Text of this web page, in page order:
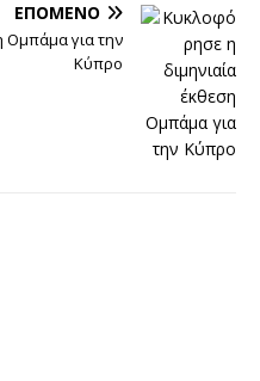
ΕΠΌΜΕΝΟ
Ομπάμα για την
Κύπρο